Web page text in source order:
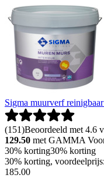
Sigma muurverf
(151)Beoordeeld met 4.6
129.50 met GAMMA
30% korting30% korting
30% korting,
185.00